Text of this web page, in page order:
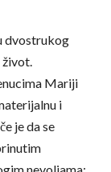
dvostrukog
život.
Mariji
i
je da se